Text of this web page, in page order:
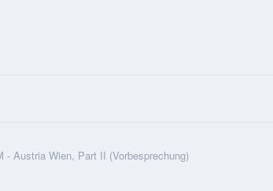
- Austria Wien, Part II (Vorbesprechung)